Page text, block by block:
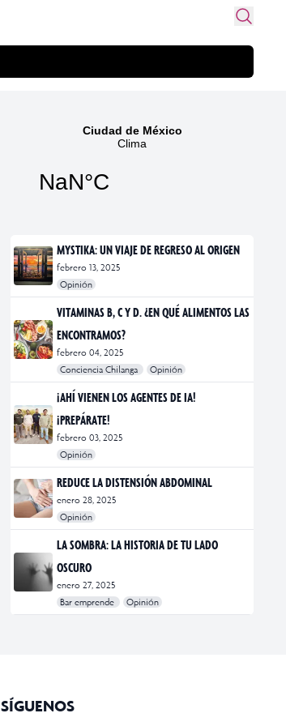
MYSTIKA: UN VIAJE DE REGRESO AL ORIGEN
febrero 13, 2025
Opinión
#exposiciones
#fotografía
VITAMINAS B, C Y D. ¿EN QUÉ ALIMENTOS LAS
ENCONTRAMOS?
febrero 04, 2025
Conciencia Chilanga
Opinión
#bienestar
#Opinión
#Principal
¡AHÍ VIENEN LOS AGENTES DE IA!
¡PREPÁRATE!
febrero 03, 2025
Opinión
#Bar Emprende
#Opinión
#Principal
REDUCE LA DISTENSIÓN ABDOMINAL
enero 28, 2025
Opinión
#bienestar
#Opinión
#Principal
#Salud
LA SOMBRA: LA HISTORIA DE TU LADO
OSCURO
enero 27, 2025
Bar emprende
Opinión
#Bar Emprende
#CDMX
#marketing
SÍGUENOS